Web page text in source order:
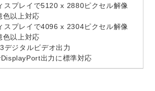
スプレイで5120 x 2880ピクセル解像
色以上対応
スプレイで4096 x 2304ピクセル解像
色以上対応
デジタルビデオ出力
DisplayPort出力に標準対応